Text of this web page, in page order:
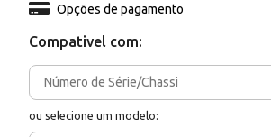
Compativel com:
ou selecione um modelo:
Opções de pagamento